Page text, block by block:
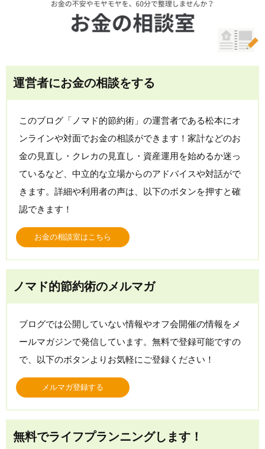
運営者にお金の相談をする
このブログ「ノマド的節約術」の運営者である松本にオ
ンラインや対面でお金の相談ができます！家計などのお
金の見直し・クレカの見直し・資産運用を始めるか迷っ
ているなど、中立的な立場からのアドバイスや対話がで
きます。詳細や利用者の声は、以下のボタンを押すと確
認できます！
お金の相談室はこちら
ノマド的節約術のメルマガ
ブログでは公開していない情報やオフ会開催の情報をメ
ールマガジンで発信しています。無料で登録可能ですの
で、以下のボタンよりお気軽にご登録ください！
メルマガ登録する
無料でライフプランニングします！